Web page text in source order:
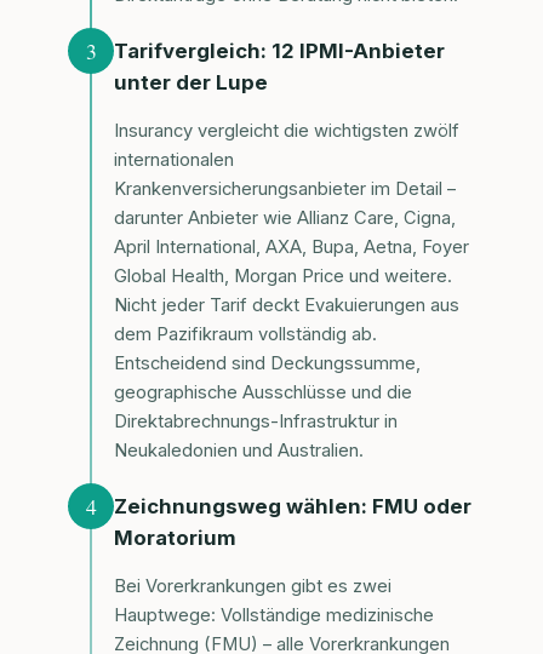
3
Tarifvergleich: 12 IPMI-Anbieter
unter der Lupe
Insurancy vergleicht die wichtigsten zwölf
internationalen
Krankenversicherungsanbieter im Detail –
darunter Anbieter wie Allianz Care, Cigna,
April International, AXA, Bupa, Aetna, Foyer
Global Health, Morgan Price und weitere.
Nicht jeder Tarif deckt Evakuierungen aus
dem Pazifikraum vollständig ab.
Entscheidend sind Deckungssumme,
geographische Ausschlüsse und die
Direktabrechnungs-Infrastruktur in
Neukaledonien und Australien.
4
Zeichnungsweg wählen: FMU oder
Moratorium
Bei Vorerkrankungen gibt es zwei
Hauptwege: Vollständige medizinische
Zeichnung (FMU) – alle Vorerkrankungen